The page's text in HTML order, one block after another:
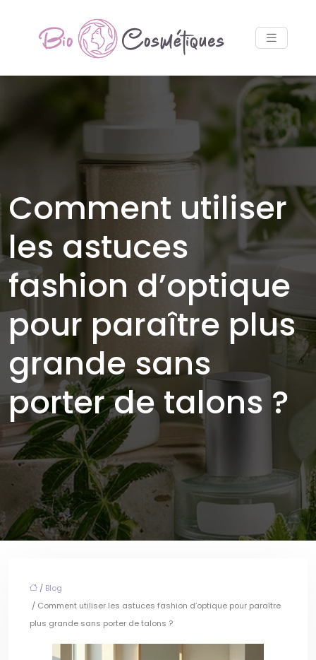
Comment utiliser
les astuces
fashion d’optique
pour paraître plus
grande sans
porter de talons ?
/ Blog
/ Comment utiliser les astuces fashion d’optique pour paraître
plus grande sans porter de talons ?